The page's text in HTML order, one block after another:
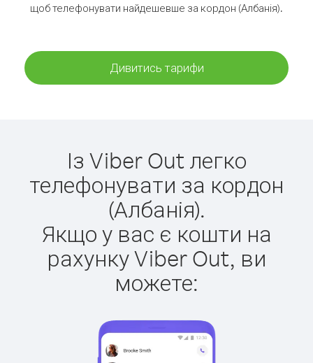
щоб телефонувати найдешевше за кордон (Албанія).
Дивитись тарифи
Із Viber Out легко
телефонувати за кордон
(Албанія).
Якщо у вас є кошти на
рахунку Viber Out, ви
можете: